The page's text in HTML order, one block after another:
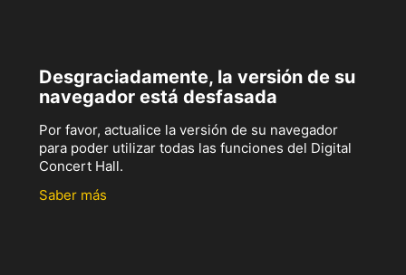
Desgraciadamente, la versión de su
navegador está desfasada
Por favor, actualice la versión de su navegador
para poder utilizar todas las funciones del Digital
Concert Hall.
Saber más